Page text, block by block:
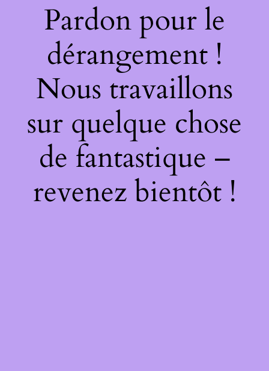
Pardon pour le
dérangement !
Nous travaillons
sur quelque chose
de fantastique –
revenez bientôt !